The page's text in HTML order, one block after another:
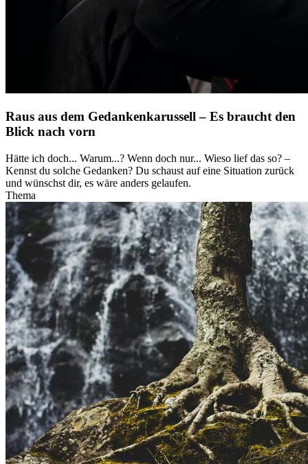
Raus aus dem Gedankenkarussell – Es braucht den
Blick nach vorn
Hätte ich doch... Warum...? Wenn doch nur... Wieso lief das so? –
Kennst du solche Gedanken? Du schaust auf eine Situation zurück
und wünschst dir, es wäre anders gelaufen.
Thema